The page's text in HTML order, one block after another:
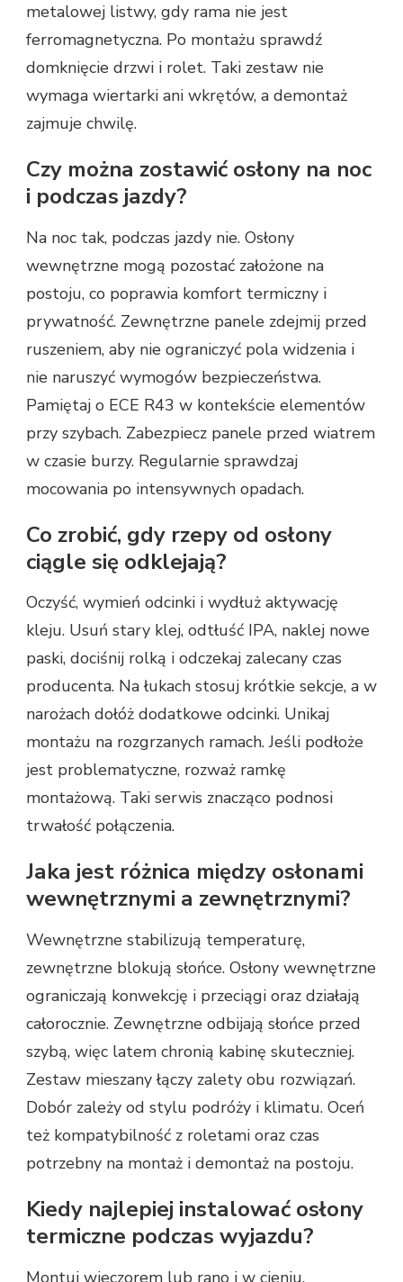
metalowej listwy, gdy rama nie jest
ferromagnetyczna. Po montażu sprawdź
domknięcie drzwi i rolet. Taki zestaw nie
wymaga wiertarki ani wkrętów, a demontaż
zajmuje chwilę.
Czy można zostawić osłony na noc
i podczas jazdy?
Na noc tak, podczas jazdy nie. Osłony
wewnętrzne mogą pozostać założone na
postoju, co poprawia komfort termiczny i
prywatność. Zewnętrzne panele zdejmij przed
ruszeniem, aby nie ograniczyć pola widzenia i
nie naruszyć wymogów bezpieczeństwa.
Pamiętaj o ECE R43 w kontekście elementów
przy szybach. Zabezpiecz panele przed wiatrem
w czasie burzy. Regularnie sprawdzaj
mocowania po intensywnych opadach.
Co zrobić, gdy rzepy od osłony
ciągle się odklejają?
Oczyść, wymień odcinki i wydłuż aktywację
kleju. Usuń stary klej, odtłuść IPA, naklej nowe
paski, dociśnij rolką i odczekaj zalecany czas
producenta. Na łukach stosuj krótkie sekcje, a w
narożach dołóż dodatkowe odcinki. Unikaj
montażu na rozgrzanych ramach. Jeśli podłoże
jest problematyczne, rozważ ramkę
montażową. Taki serwis znacząco podnosi
trwałość połączenia.
Jaka jest różnica między osłonami
wewnętrznymi a zewnętrznymi?
Wewnętrzne stabilizują temperaturę,
zewnętrzne blokują słońce. Osłony wewnętrzne
ograniczają konwekcję i przeciągi oraz działają
całorocznie. Zewnętrzne odbijają słońce przed
szybą, więc latem chronią kabinę skuteczniej.
Zestaw mieszany łączy zalety obu rozwiązań.
Dobór zależy od stylu podróży i klimatu. Oceń
też kompatybilność z roletami oraz czas
potrzebny na montaż i demontaż na postoju.
Kiedy najlepiej instalować osłony
termiczne podczas wyjazdu?
Montuj wieczorem lub rano i w cieniu.